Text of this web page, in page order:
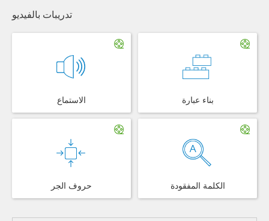
تدريبات بالفيديو
الاستماع بناء عبارة
حروف الجر الكلمة المفقودة